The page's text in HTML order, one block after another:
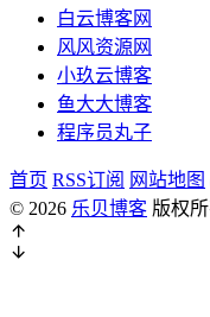
白云博客网
风风资源网
小玖云博客
鱼大大博客
程序员丸子
首页 RSS订阅 网站地图
© 2026 乐贝博客 版权